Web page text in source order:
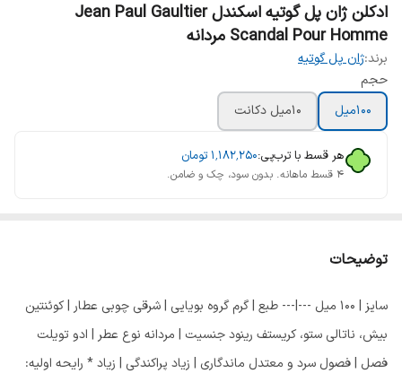
ادکلن ژان پل گوتیه اسکندل Jean Paul Gaultier
Scandal Pour Homme مردانه
برند:ژان پل گوتیه
حجم
100ميل
10ميل دکانت
هر قسط با ترب‌پی:۱٬۱۸۲٬۲۵۰تومان
۴ قسط ماهانه. بدون سود، چک و ضامن.
توضیحات
سایز | 100 میل ---|--- طبع | گرم گروه بویایی | شرقی چوبی عطار | کوئنتین
بیش، ناتالی ستو، کریستف رینود جنسیت | مردانه نوع عطر | ادو تویلت
فصل | فصول سرد و معتدل ماندگاری | زیاد پراکندگی | زیاد * رایحه اولیه: